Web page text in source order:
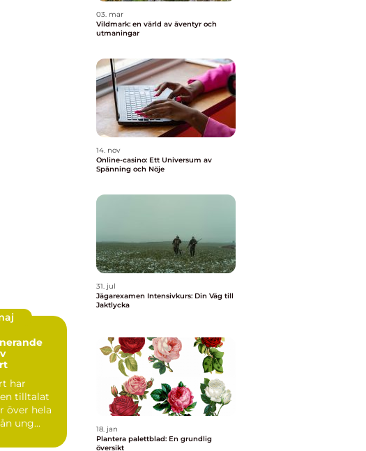
har
tilltalat
över hela
ung...
03. mar
Vildmark: en värld av äventyr och
utmaningar
14. nov
Online-casino: Ett Universum av
Spänning och Nöje
31. jul
Jägarexamen Intensivkurs: Din Väg till
Jaktlycka
18. jan
Plantera palettblad: En grundlig
översikt